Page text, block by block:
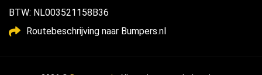
BTW: NL003521158B36
Routebeschrijving naar Bumpers.nl